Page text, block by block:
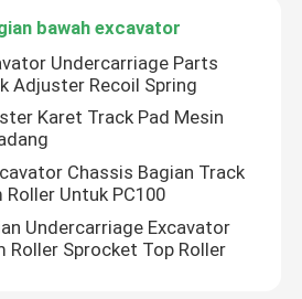
bawah excavator
Undercarriage Parts
Adjuster Recoil Spring
Karet Track Pad Mesin
Chassis Bagian Track
Untuk PC100
Undercarriage Excavator
Roller Sprocket Top Roller